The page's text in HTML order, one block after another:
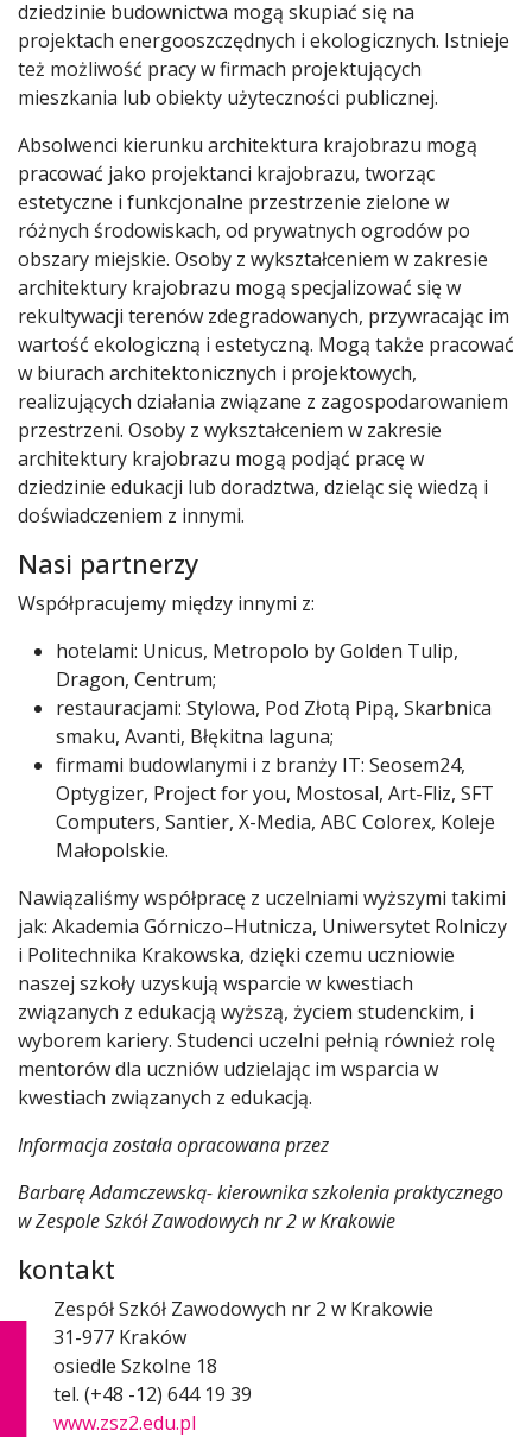
dziedzinie budownictwa mogą skupiać się na
projektach energooszczędnych i ekologicznych. Istnieje
też możliwość pracy w firmach projektujących
mieszkania lub obiekty użyteczności publicznej.
Absolwenci kierunku architektura krajobrazu mogą
pracować jako projektanci krajobrazu, tworząc
estetyczne i funkcjonalne przestrzenie zielone w
różnych środowiskach, od prywatnych ogrodów po
obszary miejskie. Osoby z wykształceniem w zakresie
architektury krajobrazu mogą specjalizować się w
rekultywacji terenów zdegradowanych, przywracając im
wartość ekologiczną i estetyczną. Mogą także pracować
w biurach architektonicznych i projektowych,
realizujących działania związane z zagospodarowaniem
przestrzeni. Osoby z wykształceniem w zakresie
architektury krajobrazu mogą podjąć pracę w
dziedzinie edukacji lub doradztwa, dzieląc się wiedzą i
doświadczeniem z innymi.
Nasi partnerzy
Współpracujemy między innymi z:
hotelami: Unicus, Metropolo by Golden Tulip,
Dragon, Centrum;
restauracjami: Stylowa, Pod Złotą Pipą, Skarbnica
smaku, Avanti, Błękitna laguna;
firmami budowlanymi i z branży IT: Seosem24,
Optygizer, Project for you, Mostosal, Art-Fliz, SFT
Computers, Santier, X-Media, ABC Colorex, Koleje
Małopolskie.
Nawiązaliśmy współpracę z uczelniami wyższymi takimi
jak: Akademia Górniczo–Hutnicza, Uniwersytet Rolniczy
i Politechnika Krakowska, dzięki czemu uczniowie
naszej szkoły uzyskują wsparcie w kwestiach
związanych z edukacją wyższą, życiem studenckim, i
wyborem kariery. Studenci uczelni pełnią również rolę
mentorów dla uczniów udzielając im wsparcia w
kwestiach związanych z edukacją.
Informacja została opracowana przez
Barbarę Adamczewską- kierownika szkolenia praktycznego
w Zespole Szkół Zawodowych nr 2 w Krakowie
kontakt
Zespół Szkół Zawodowych nr 2 w Krakowie
31-977 Kraków
osiedle Szkolne 18
tel. (+48 -12) 644 19 39
www.zsz2.edu.pl